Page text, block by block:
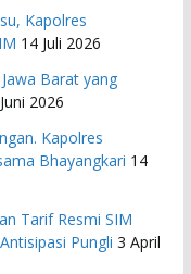
Kapolres
14 Juli 2026
Barat yang
2026
Kapolres
Bhayangkari 14
Tarif Resmi SIM
Pungli 3 April